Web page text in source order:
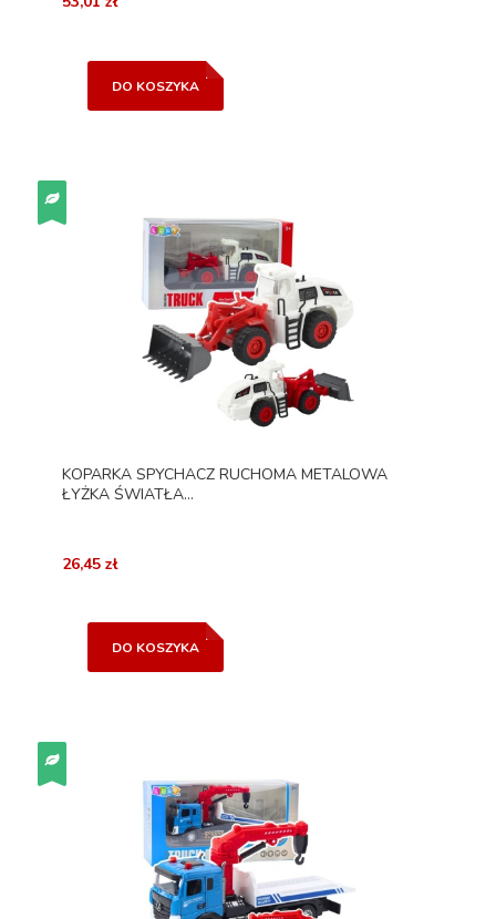
DO KOSZYKA
KOPARKA SPYCHACZ RUCHOMA METALOWA
ŁYŻKA ŚWIATŁA...
26,45 zł
DO KOSZYKA